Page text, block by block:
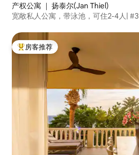
产权公寓 ｜ 扬泰尔(Jan Thiel)
宽敞私人公寓，带泳池，可住2-4人| #3
热门「房客推荐」
房客推荐